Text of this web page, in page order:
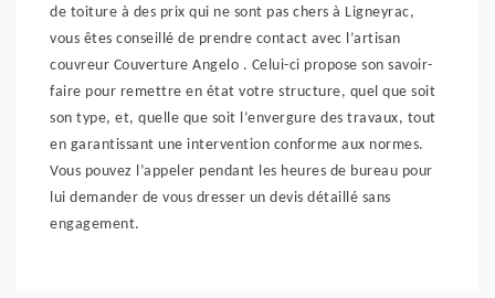
de toiture à des prix qui ne sont pas chers à Ligneyrac,
vous êtes conseillé de prendre contact avec l’artisan
couvreur Couverture Angelo . Celui-ci propose son savoir-
faire pour remettre en état votre structure, quel que soit
son type, et, quelle que soit l’envergure des travaux, tout
en garantissant une intervention conforme aux normes.
Vous pouvez l’appeler pendant les heures de bureau pour
lui demander de vous dresser un devis détaillé sans
engagement.